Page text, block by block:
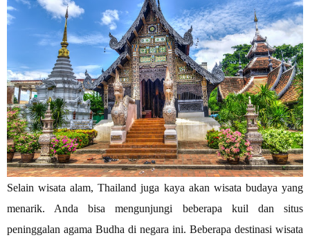
Selain wisata alam, Thailand juga kaya akan wisata budaya yang
menarik. Anda bisa mengunjungi beberapa kuil dan situs
peninggalan agama Budha di negara ini. Beberapa destinasi wisata